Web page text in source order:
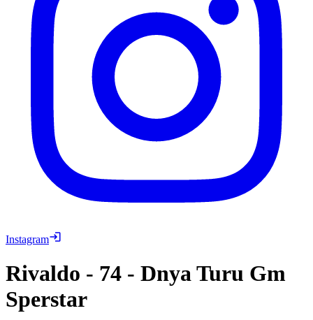
Instagram
Rivaldo - 74 - Dnya Turu Gm
Sperstar